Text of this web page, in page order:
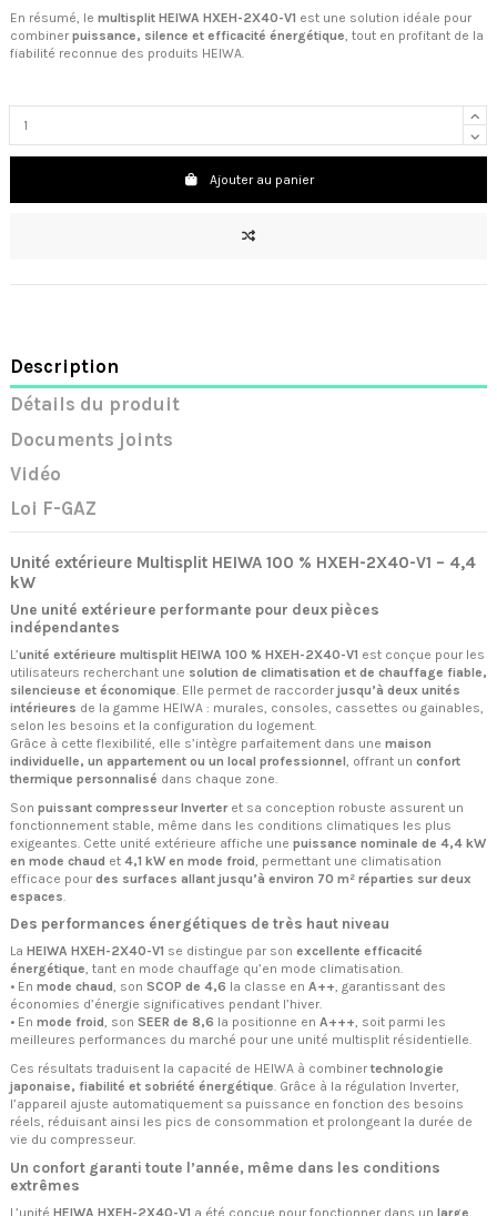
En résumé, le multisplit HEIWA HXEH-2X40-V1 est une solution idéale pour
combiner puissance, silence et efficacité énergétique , tout en profitant de la
fiabilité reconnue des produits HEIWA.
Ajouter au panier
Description
Détails du produit
Documents joints
Vidéo
Loi F-GAZ
Unité extérieure Multisplit HEIWA 100 % HXEH-2X40-V1 – 4,4
kW
Une unité extérieure performante pour deux pièces
indépendantes
L’unité extérieure multisplit HEIWA 100 % HXEH-2X40-V1 est conçue pour les
utilisateurs recherchant une solution de climatisation et de chauffage fiable,
silencieuse et économique. Elle permet de raccorder jusqu’à deux unités
intérieures de la gamme HEIWA : murales, consoles, cassettes ou gainables,
selon les besoins et la configuration du logement.
Grâce à cette flexibilité, elle s’intègre parfaitement dans une maison
individuelle, un appartement ou un local professionnel, offrant un confort
thermique personnalisé dans chaque zone.
Son puissant compresseur Inverteret sa conception robuste assurent un
fonctionnement stable, même dans les conditions climatiques les plus
exigeantes. Cette unité extérieure affiche une puissance nominale de 4,4 kW
en mode chaud et 4,1 kW en mode froid, permettant une climatisation
efficace pour des surfaces allant jusqu’à environ 70 m² réparties sur deux
espaces.
Des performances énergétiques de très haut niveau
La HEIWA HXEH-2X40-V1 se distingue par son excellente efficacité
énergétique, tant en mode chauffage qu’en mode climatisation.
• En mode chaud, son SCOP de 4,6 la classe en A++, garantissant des
économies d’énergie significatives pendant l’hiver.
• En mode froid, son SEER de 8,6 la positionne en A+++, soit parmi les
meilleures performances du marché pour une unité multisplit résidentielle.
Ces résultats traduisent la capacité de HEIWA à combiner technologie
japonaise, fiabilité et sobriété énergétique. Grâce à la régulation Inverter,
l’appareil ajuste automatiquement sa puissance en fonction des besoins
réels, réduisant ainsi les pics de consommation et prolongeant la durée de
vie du compresseur.
Un confort garanti toute l’année, même dans les conditions
extrêmes
L’unité HEIWA HXEH-2X40-V1 a été conçue pour fonctionner dans un large